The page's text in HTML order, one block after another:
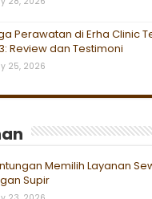
Perawatan di Erha Clinic
Review dan Testimoni
25, 2026
Memilih Layanan
Supir